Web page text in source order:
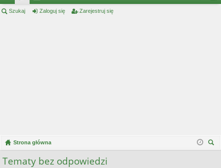
ię or ży
Szukaj Zaloguj się Zarejestruj się
Strona główna
Tematy bez odpowiedzi